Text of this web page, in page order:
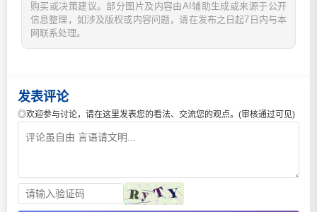
购买或决策建议。部分图片及内容由AI辅助生成或来源于公开
信息整理，如涉及版权或内容问题，请在发布之日起7日内与本
网联系处理。
发表评论
◎欢迎参与讨论，请在这里发表您的看法、交流您的观点。(审核通过可见)